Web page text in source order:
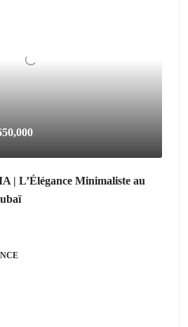
| L’Élégance Minimaliste au